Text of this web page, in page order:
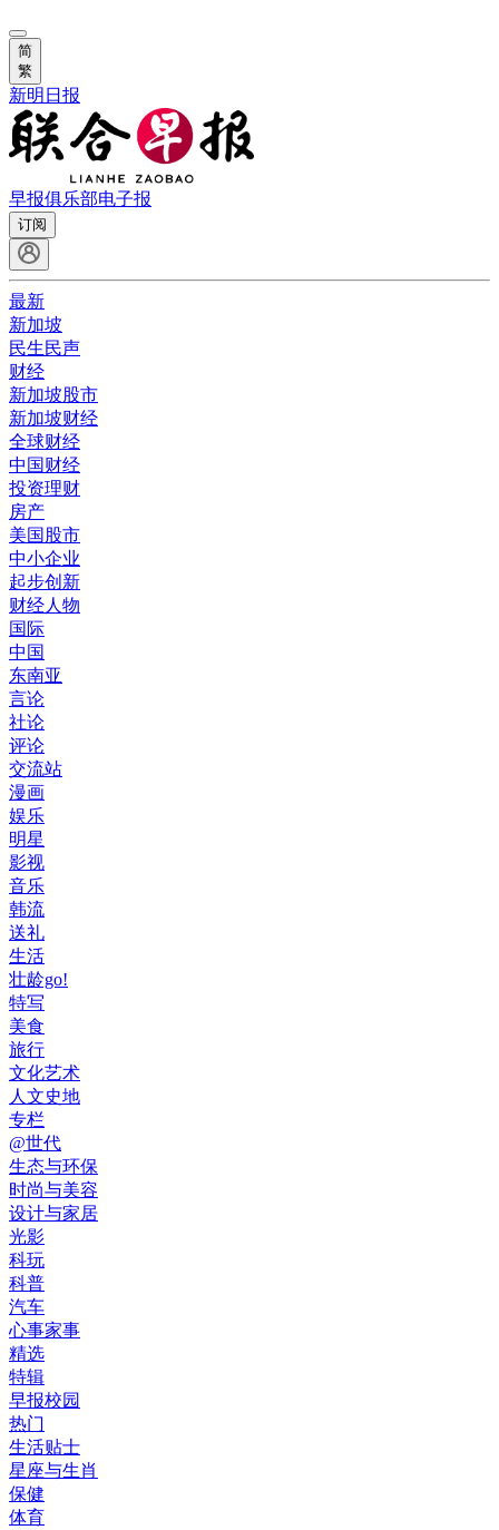
简
繁
新明日报
早报俱乐部电子报
订阅
最新
新加坡
民生民声
财经
新加坡股市
新加坡财经
全球财经
中国财经
投资理财
房产
美国股市
中小企业
起步创新
财经人物
国际
中国
东南亚
言论
社论
评论
交流站
漫画
娱乐
明星
影视
音乐
韩流
送礼
生活
壮龄go!
特写
美食
旅行
文化艺术
人文史地
专栏
@世代
生态与环保
时尚与美容
设计与家居
光影
科玩
科普
汽车
心事家事
精选
特辑
早报校园
热门
生活贴士
星座与生肖
保健
体育